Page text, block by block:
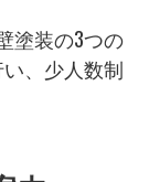
塗装の3つの
、少人数制